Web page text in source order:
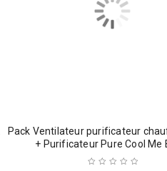
Pack Ventilateur purificateur
+ Purificateur Pure Cool Me